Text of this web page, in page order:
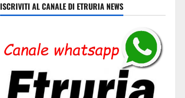
ISCRIVITI AL CANALE DI ETRURIA NEWS